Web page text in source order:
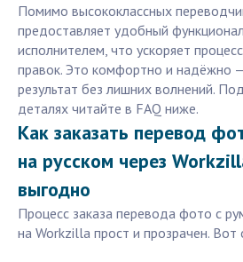
Помимо высококлассных
предоставляет удобный
исполнителем, что ускоряет
правок. Это комфортно и надёжно
результат без лишних волнений.
деталях читайте в FAQ ниже.
Как заказать перевод
на русском через
выгодно
Процесс заказа перевода фото с
на Workzilla прост и прозрачен.